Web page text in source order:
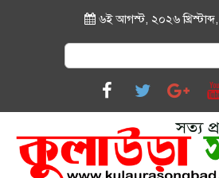
৬ই আগস্ট, ২০২৬ খ্রিস্টাব্দ
Search
for: